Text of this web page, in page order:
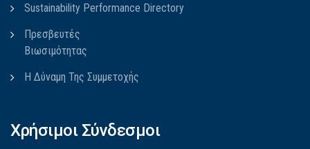
Sustainability Performance Directory
Πρεσβευτές
Βιωσιμότητας
Η Δύναμη Της Συμμετοχής
Χρήσιμοι Σύνδεσμοι